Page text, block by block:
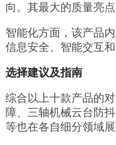
向。其最大的质量亮
智能化方面，该产品
信息安全、智能交互
选择建议及指南
综合以上十款产品的
障、三轴机械云台防
等也在各自细分领域